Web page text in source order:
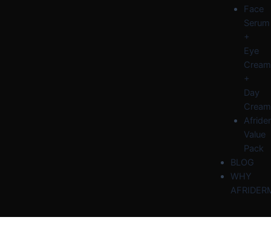
Face
Serum
+
Eye
Cream
+
Day
Cream
Value
Pack
BLOG
WHY